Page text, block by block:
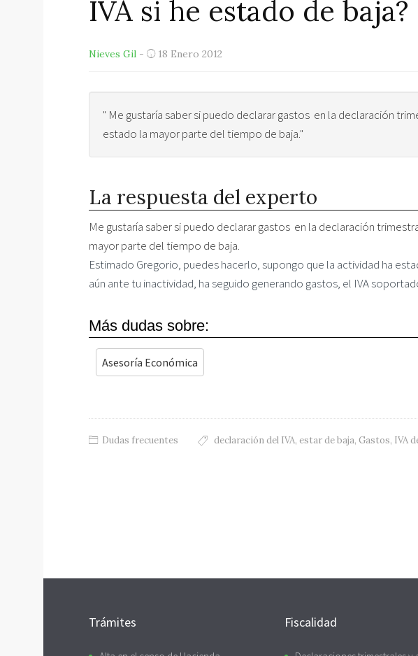
IVA si he estado de baja?
Nieves Gil - 18 Enero 2012
" Me gustaría saber si puedo declarar gastos en la declaración
estado la mayor parte del tiempo de baja."
La respuesta del experto
Me gustaría saber si puedo declarar gastos en la declaración
mayor parte del tiempo de baja.
Estimado Gregorio, puedes hacerlo, supongo que la actividad ha
aún ante tu inactividad, ha seguido generando gastos, el IVA
Más dudas sobre:
Asesoría Económica
Dudas frecuentes declaración del IVA, estar de baja, Gastos, IVA
Trámites Fiscalidad